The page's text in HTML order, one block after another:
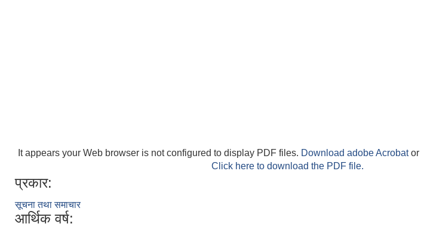
It appears your Web browser is not configured to display PDF files. Download adobe Acrobator
Click here to download the PDF file.
प्रकार:
सूचना तथा समाचार
आर्थिक वर्ष: